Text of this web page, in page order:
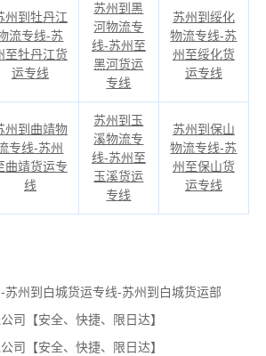
州到牡丹江
流专线-苏
至牡丹江货
运专线
苏州到黑
河物流专
线-苏州至
黑河货运
专线
苏州到绥化
物流专线-苏
州至绥化货
运专线
州到曲靖物
专线-苏州
曲靖货运专
线
苏州到玉
溪物流专
线-苏州至
玉溪货运
专线
苏州到保山
物流专线-苏
州至保山货
运专线
苏州到白城货运专线-苏州到白城货运部
司【安全、快捷、限日达】
司【安全、快捷、限日达】